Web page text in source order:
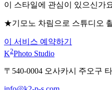
이 스타일에 관심이 있으신가
★기모노 차림으로 스튜디오
이 서비스 예약하기
K2Photo Studio
〒540-0004 오사카시 주오구